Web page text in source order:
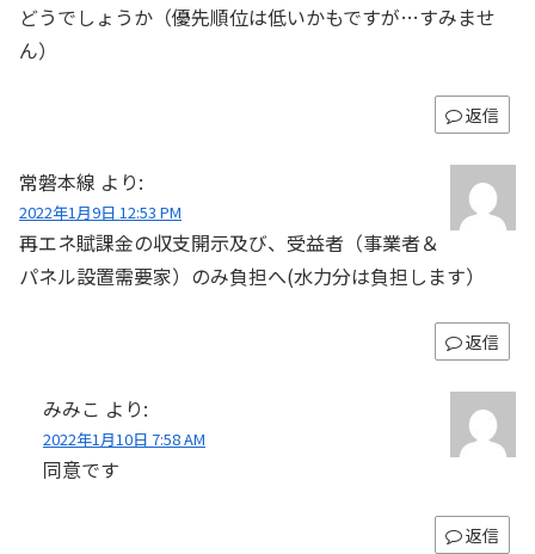
どうでしょうか（優先順位は低いかもですが…すみませ
ん）
返信
常磐本線 より:
2022年1月9日 12:53 PM
再エネ賦課金の収支開示及び、受益者（事業者＆
パネル設置需要家）のみ負担へ(水力分は負担します）
返信
みみこ より:
2022年1月10日 7:58 AM
同意です
返信